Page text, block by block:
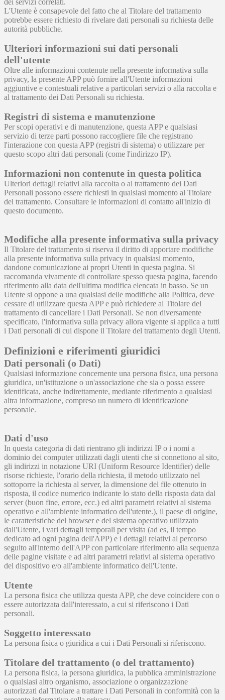
dei servizi correlati.
L'Utente è consapevole del fatto che al Titolare del trattamento
potrebbe essere richiesto di rivelare dati personali su richiesta delle
autorità pubbliche.
Ulteriori informazioni sui dati personali
dell'utente
Oltre alle informazioni contenute nella presente informativa sulla
privacy, la presente APP può fornire all'Utente informazioni
aggiuntive e contestuali relative a particolari servizi o alla raccolta e
al trattamento dei Dati Personali su richiesta.
Registri di sistema e manutenzione
Per scopi operativi e di manutenzione, questa APP e qualsiasi
servizio di terze parti possono raccogliere file che registrano
l'interazione con questa APP (registri di sistema) o utilizzare per
questo scopo altri dati personali (come l'indirizzo IP).
Informazioni non contenute in questa politica
Ulteriori dettagli relativi alla raccolta o al trattamento dei Dati
Personali possono essere richiesti in qualsiasi momento al Titolare
del trattamento. Consultare le informazioni di contatto all'inizio di
questo documento.
Modifiche alla presente informativa sulla privacy
Il Titolare del trattamento si riserva il diritto di apportare modifiche
alla presente informativa sulla privacy in qualsiasi momento,
dandone comunicazione ai propri Utenti in questa pagina. Si
raccomanda vivamente di controllare spesso questa pagina, facendo
riferimento alla data dell'ultima modifica elencata in basso. Se un
Utente si oppone a una qualsiasi delle modifiche alla Politica, deve
cessare di utilizzare questa APP e può richiedere al Titolare del
trattamento di cancellare i Dati Personali. Se non diversamente
specificato, l'informativa sulla privacy allora vigente si applica a tutti
i Dati personali di cui dispone il Titolare del trattamento degli Utenti.
Definizioni e riferimenti giuridici
Dati personali (o Dati)
Qualsiasi informazione concernente una persona fisica, una persona
giuridica, un'istituzione o un'associazione che sia o possa essere
identificata, anche indirettamente, mediante riferimento a qualsiasi
altra informazione, compreso un numero di identificazione
personale.
Dati d'uso
In questa categoria di dati rientrano gli indirizzi IP o i nomi a
dominio dei computer utilizzati dagli utenti che si connettono al sito,
gli indirizzi in notazione URI (Uniform Resource Identifier) delle
risorse richieste, l'orario della richiesta, il metodo utilizzato nel
sottoporre la richiesta al server, la dimensione del file ottenuto in
risposta, il codice numerico indicante lo stato della risposta data dal
server (buon fine, errore, ecc.) ed altri parametri relativi al sistema
operativo e all'ambiente informatico dell'utente.), il paese di origine,
le caratteristiche del browser e del sistema operativo utilizzato
dall'Utente, i vari dettagli temporali per visita (ad es, il tempo
dedicato ad ogni pagina dell'APP) e i dettagli relativi al percorso
seguito all'interno dell'APP con particolare riferimento alla sequenza
delle pagine visitate e ad altri parametri relativi al sistema operativo
del dispositivo e/o all'ambiente informatico dell'Utente.
Utente
La persona fisica che utilizza questa APP, che deve coincidere con o
essere autorizzata dall'interessato, a cui si riferiscono i Dati
personali.
Soggetto interessato
La persona fisica o giuridica a cui i Dati Personali si riferiscono.
Titolare del trattamento (o del trattamento)
La persona fisica, la persona giuridica, la pubblica amministrazione
o qualsiasi altro organismo, associazione o organizzazione
autorizzati dal Titolare a trattare i Dati Personali in conformità con la